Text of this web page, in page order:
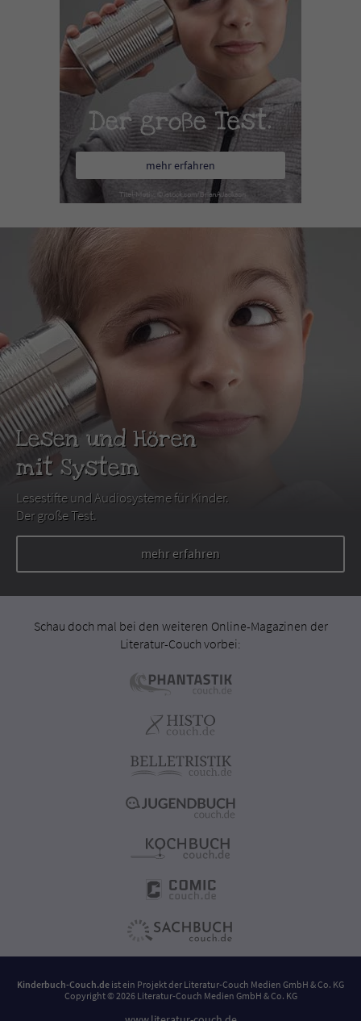
Der große Test.
mehr erfahren
Lesen und Hören
mit System
Lesestifte und Audiosysteme für Kinder.
Der große Test.
mehr erfahren
Schau doch mal bei den weiteren Online-Magazinen der
Literatur-Couch vorbei:
Kinderbuch-Couch.de ist ein Projekt der Literatur-Couch Medien GmbH & Co. KG
Copyright © 2026 Literatur-Couch Medien GmbH & Co. KG